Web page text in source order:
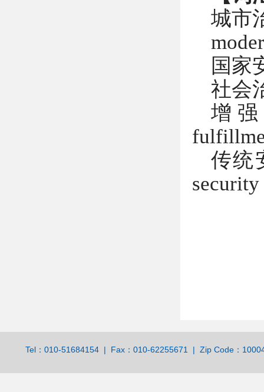
城市
国家
社会
增
传统
security
Tel：010-51684154 | Fax：010-62255671 | Zip Code：